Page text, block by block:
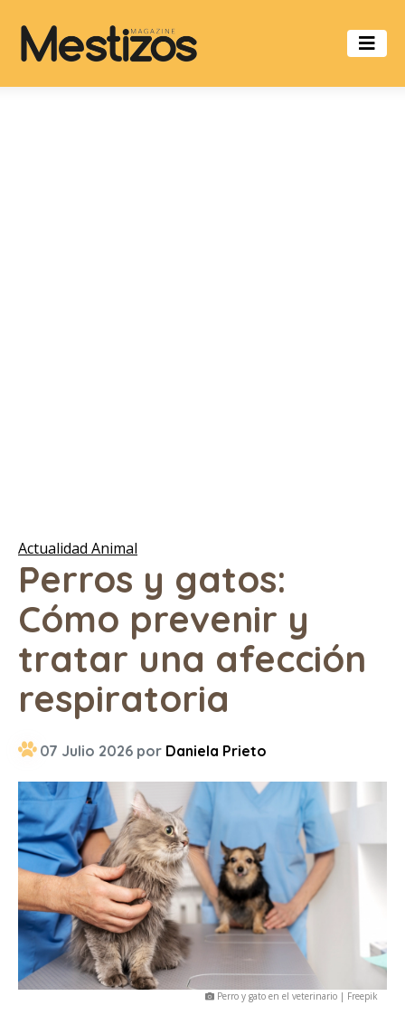
Actualidad Animal
Perros y gatos:
Cómo prevenir y
tratar una afección
respiratoria
07 Julio 2026 por Daniela Prieto
Perro y gato en el veterinario | Freepik